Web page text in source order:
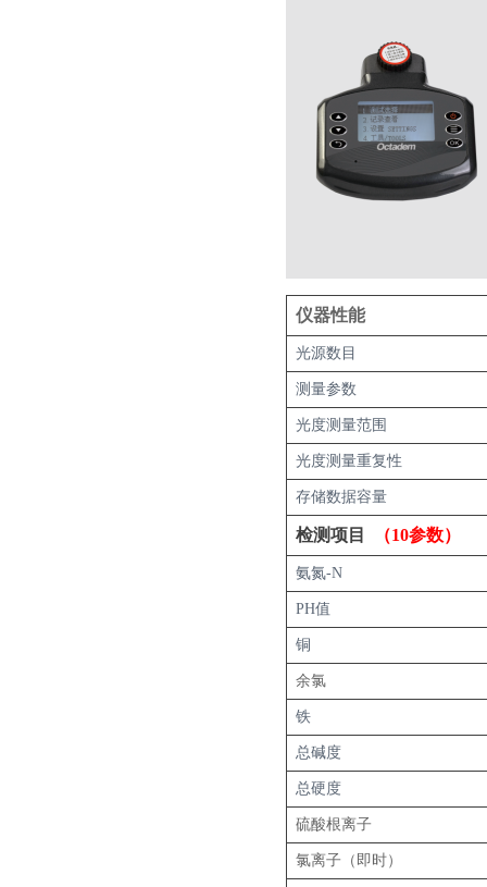
仪器性能
光源数目
测量参数
光度测量范围
光度测量重复性
存储数据容量
检测项目 （10参数）
氨氮-N
PH值
铜
余氯
铁
总碱度
总硬度
硫酸根离子
氯离子（即时）